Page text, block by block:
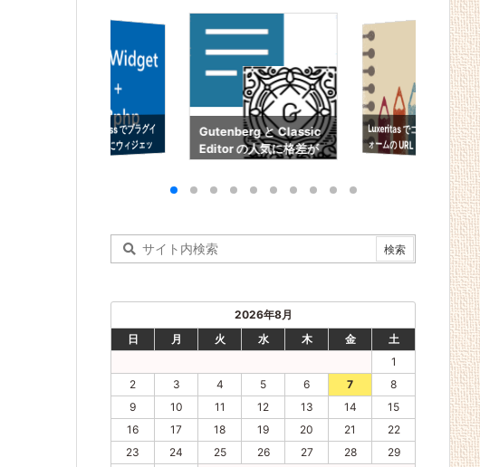
WordPress でプラグイ
ン使わずにウィジェッ
トで PHP コード動かす
Gutenberg と Classic
Editor の人気に格差が
Luxeritas でコメントフ
ォームの URL・メー
ル・名前の入力欄を消
2026年8月
日
月 火 水 木 金
土
1
2
3 4 5 6 7
8
9
10 11 12 13 14
15
16
17 18 19 20 21
22
23
24 25 26 27 28
29